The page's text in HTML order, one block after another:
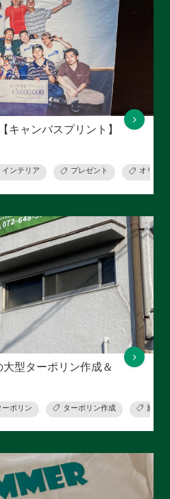
キャンバスプリント】
インテリア プレゼント オリジ
型ターポリン作成＆
ーポリン ターポリン作成 施工